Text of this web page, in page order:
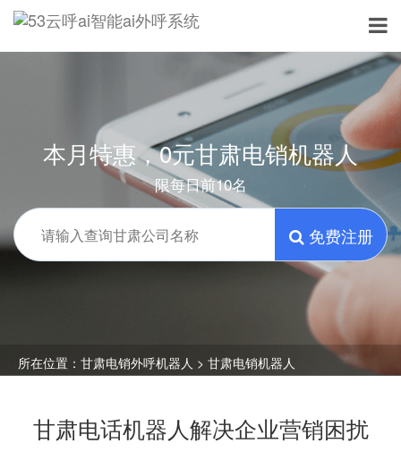
本月特惠，0元甘肃电销机器人
限每日前10名
免费注册
所在位置： 甘肃电销外呼机器人 > 甘肃电销机器人
甘肃电话机器人解决企业营销困扰